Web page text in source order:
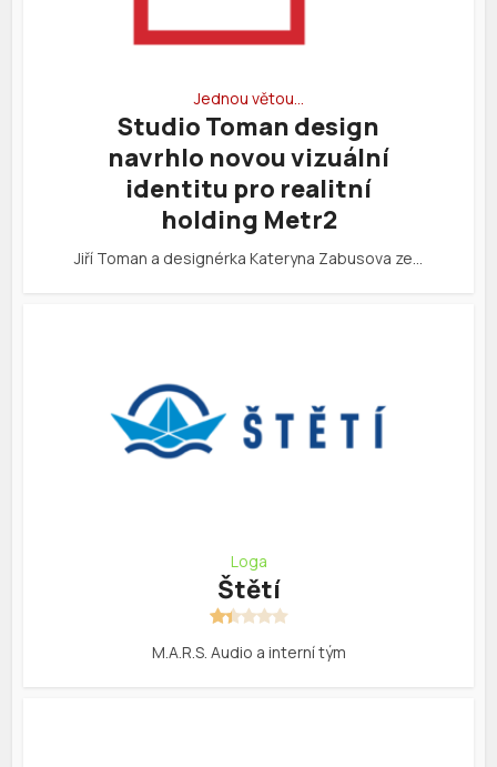
Jednou větou…
Studio Toman design
navrhlo novou vizuální
identitu pro realitní
holding Metr2
Jiří Toman a designérka Kateryna Zabusova ze…
Loga
Štětí
M.A.R.S. Audio a interní tým